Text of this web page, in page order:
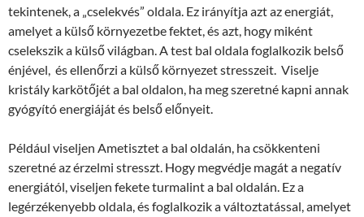
tekintenek, a „cselekvés” oldala. Ez irányítja azt az energiát,
amelyet a külső környezetbe fektet, és azt, hogy miként
cselekszik a külső világban. A test bal oldala foglalkozik belső
énjével, és ellenőrzi a külső környezet stresszeit. Viselje
kristály karkötőjét a bal oldalon, ha meg szeretné kapni annak
gyógyító energiáját és belső előnyeit.
Például viseljen Ametisztet a bal oldalán, ha csökkenteni
szeretné az érzelmi stresszt. Hogy megvédje magát a negatív
energiától, viseljen fekete turmalint a bal oldalán. Ez a
legérzékenyebb oldala, és foglalkozik a változtatással, amelyet